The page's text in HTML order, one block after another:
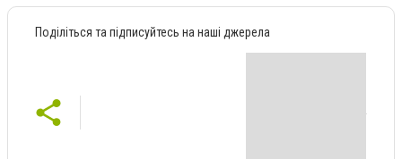
Поділіться та підписуйтесь на наші джерела